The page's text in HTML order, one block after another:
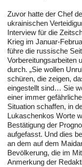
Zuvor hatte der Chef
ukrainischen
Interview für die
Krieg im Januar-
führe die russische
Vorbereitungsarbeiten
durch. „Sie wollen
schüren, die zeigen,
eingestellt sind… Sie
einer immer
Situation schaffen, in
Lukaschenkos Worte
Bestätigung der
aufgefasst. Und dies
an dem auf dem
Bevölkerung, die im
Anmerkung der